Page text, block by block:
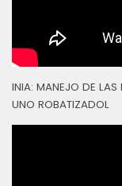
INIA: MANEJO DE
UNO ROBATIZADOL